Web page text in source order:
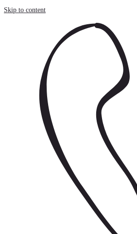
Painel de Gerenciamento de Cookies
Skip to content